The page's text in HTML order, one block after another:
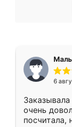
6
очень
посчитала,